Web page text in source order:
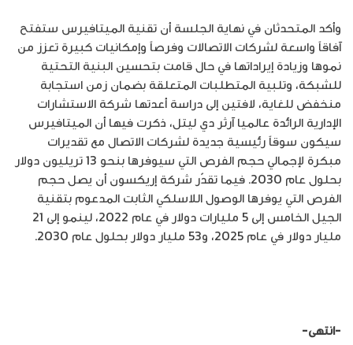
وأكد المتحدثان في نهاية الجلسة أن تقنية الميتافيرس ستفتح
آفاقاً واسعة لشركات الاتصالات وفرصاً وإمكانيات كبيرة تعزز من
نموها وزيادة إيراداتها في حال قامت بتحسين البنية التحتية
للشبكة، وتلبية المتطلبات المتعلقة بضمان زمن استجابة
منخفض للغاية، لافتين إلى دراسة أعدتها شركة الاستشارات
الإدارية الرائدة عالميا آرثر دي ليتل، ذكرت فيها أن الميتافيرس
سيكون سوقاً رئيسية جديدة لشركات الاتصال مع تقديرات
مبكرة لإجمالي حجم الفرص التي سيوفرها بنحو 13 تريليون دولار
بحلول عام 2030. فيما تقدّر شركة إريكسون أن يصل حجم
الفرص التي يوفرها الوصول اللاسلكي الثابت المدعوم بتقنية
الجيل الخامس إلى 5 مليارات دولار في عام 2022، لينمو إلى 21
مليار دولار في عام 2025، و53 مليار دولار بحلول عام 2030.
-انتهى-